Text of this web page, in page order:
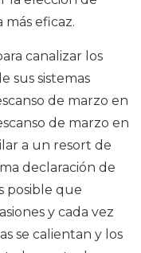
eficaz.
canalizar los
sus sistemas
de marzo en
de marzo en
a un resort de
declaración de
posible que
y cada vez
se calientan y los